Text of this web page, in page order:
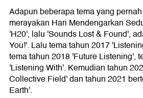
Adapun beberapa tema yang
merayakan Hari Mendengarkan
'H20', lalu 'Sounds Lost & Found',
You!'. Lalu tema tahun 2017
tema tahun 2018 'Future Listening',
'Listening With'. Kemudian tahun
Collective Field' dan tahun 2021
Earth'.